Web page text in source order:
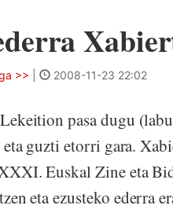
>> 2008-11-23 22:02
pasa dugu
eta guzti etorri gara.
XXXI. Euskal Zine eta
eta ezusteko ederra